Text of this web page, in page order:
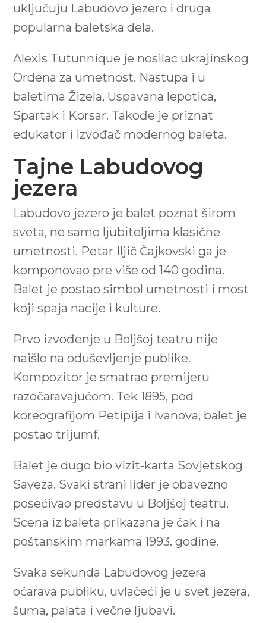
uključuju Labudovo jezero i druga
popularna baletska dela.
Alexis Tutunnique je nosilac ukrajinskog
Ordena za umetnost. Nastupa i u
baletima Žizela, Uspavana lepotica,
Spartak i Korsar. Takođe je priznat
edukator i izvođač modernog baleta.
Tajne Labudovog
jezera
Labudovo jezero je balet poznat širom
sveta, ne samo ljubiteljima klasične
umetnosti. Petar Iljič Čajkovski ga je
komponovao pre više od 140 godina.
Balet je postao simbol umetnosti i most
koji spaja nacije i kulture.
Prvo izvođenje u Boljšoj teatru nije
naišlo na oduševljenje publike.
Kompozitor je smatrao premijeru
razočaravajućom. Tek 1895, pod
koreografijom Petipija i Ivanova, balet je
postao trijumf.
Balet je dugo bio vizit-karta Sovjetskog
Saveza. Svaki strani lider je obavezno
posećivao predstavu u Boljšoj teatru.
Scena iz baleta prikazana je čak i na
poštanskim markama 1993. godine.
Svaka sekunda Labudovog jezera
očarava publiku, uvlačeći je u svet jezera,
šuma, palata i večne ljubavi.